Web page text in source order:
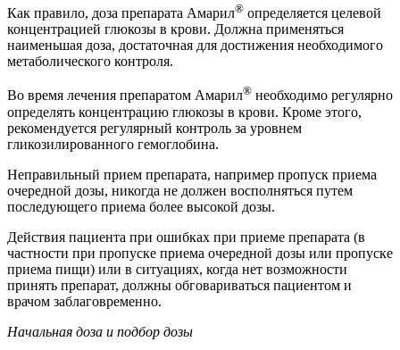
Как правило, доза препарата Амарил® определяется целевой
концентрацией глюкозы в крови. Должна применяться
наименьшая доза, достаточная для достижения необходимого
метаболического контроля.
Во время лечения препаратом Амарил® необходимо регулярно
определять концентрацию глюкозы в крови. Кроме этого,
рекомендуется регулярный контроль за уровнем
гликозилированного гемоглобина.
Неправильный прием препарата, например пропуск приема
очередной дозы, никогда не должен восполняться путем
последующего приема более высокой дозы.
Действия пациента при ошибках при приеме препарата (в
частности при пропуске приема очередной дозы или пропуске
приема пищи) или в ситуациях, когда нет возможности
принять препарат, должны обговариваться пациентом и
врачом заблаговременно.
Начальная доза и подбор дозы